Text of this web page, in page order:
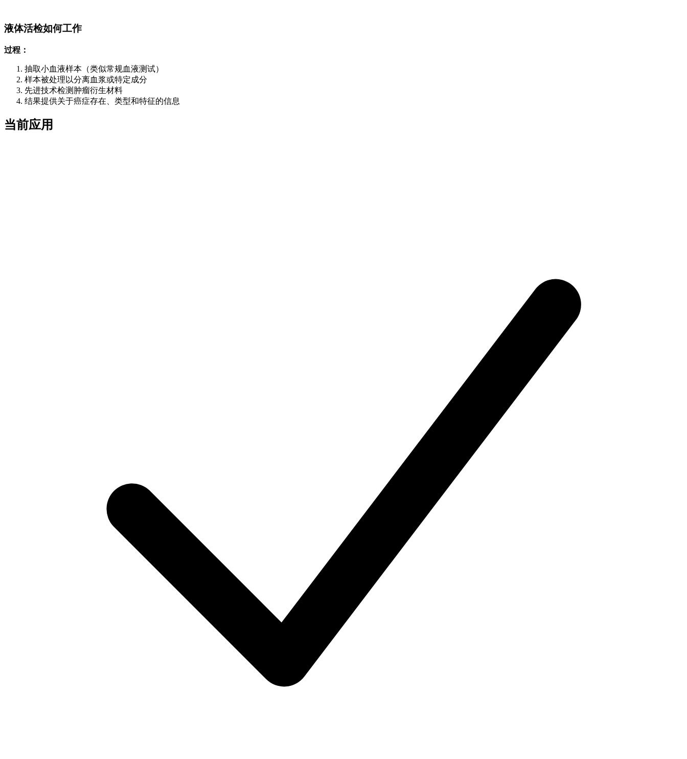
液体活检如何工作
过程：
抽取小血液样本（类似常规血液测试）
样本被处理以分离血浆或特定成分
先进技术检测肿瘤衍生材料
结果提供关于癌症存在、类型和特征的信息
当前应用